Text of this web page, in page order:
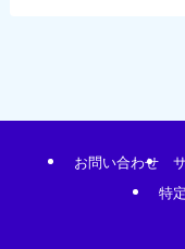
お問い合わせ
特